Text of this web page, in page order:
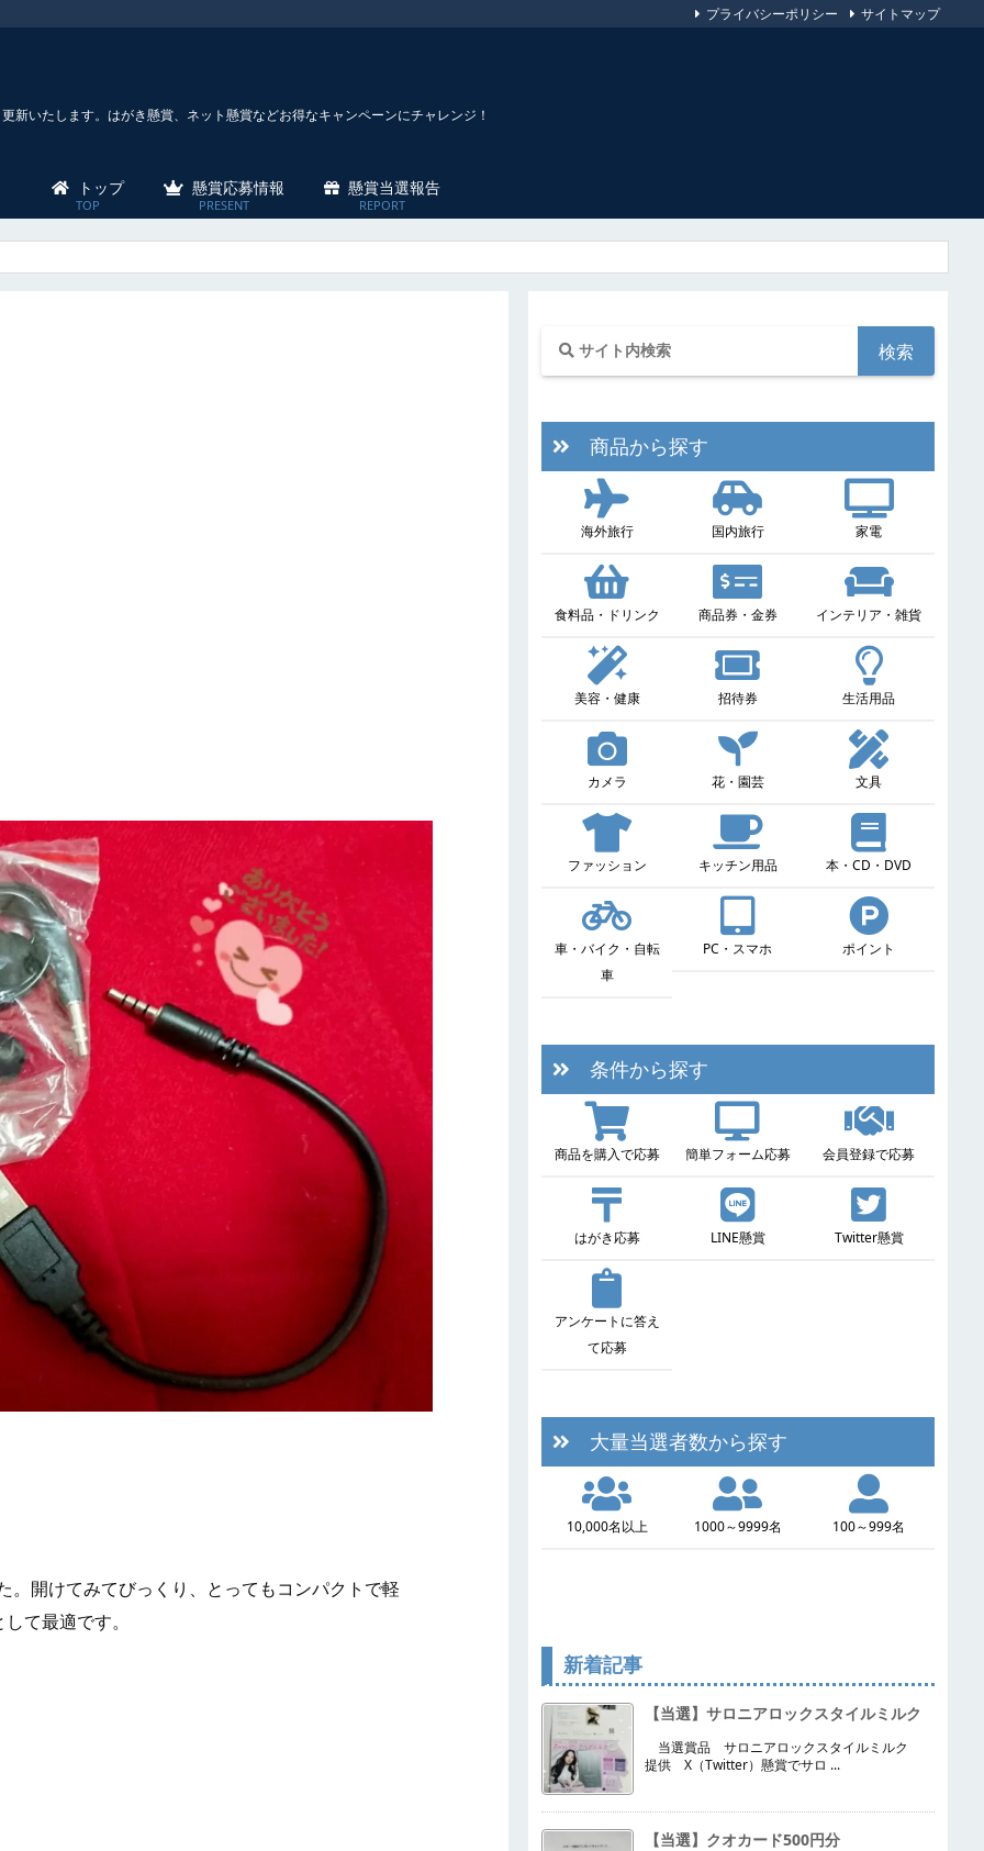
いたします。はがき懸賞、ネット懸賞などお得なキャンペーンにチャレンジ！
トップ 懸賞応募情報 懸賞当選報告
プライバシーポリシー サイトマップ
開けてみてびっくり、とってもコンパクトで軽
て最適です。
商品から探す
海外旅行 国内旅行 家電
食料品・ドリンク 商品券・金券 インテリア・雑貨
美容・健康 招待券 生活用品
カメラ 花・園芸 文具
ファッション キッチン用品 本・CD・DVD
車・バイク・自転
車
PC・スマホ ポイント
条件から探す
商品を購入で応募 簡単フォーム応募 会員登録で応募
はがき応募 LINE懸賞 Twitter懸賞
アンケートに答え
て応募
大量当選者数から探す
10,000名以上 1000～9999名 100～999名
新着記事
【当選】サロニアロックスタイルミルク
当選賞品 サロニアロックスタイルミルク
提供 X（Twitter）懸賞でサロ ...
【当選】クオカード500円分